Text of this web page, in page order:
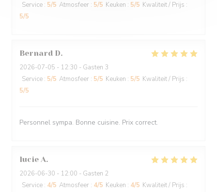
Service : 5/5 Atmosfeer : 5/5 Keuken : 5/5 Kwaliteit / Prijs :
5/5
Bernard D
2026-07-05 - 12:30 - Gasten 3
Service : 5/5 Atmosfeer : 5/5 Keuken : 5/5 Kwaliteit / Prijs :
5/5
Personnel sympa. Bonne cuisine. Prix correct.
lucie A
2026-06-30 - 12:00 - Gasten 2
Service : 4/5 Atmosfeer : 4/5 Keuken : 4/5 Kwaliteit / Prijs :